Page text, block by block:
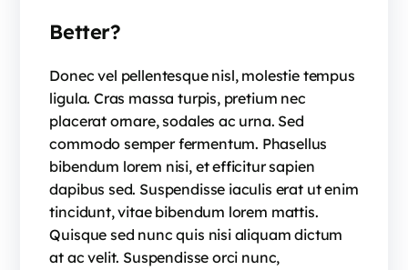
Better?
Donec vel pellentesque nisl, molestie tempus
ligula. Cras massa turpis, pretium nec
placerat ornare, sodales ac urna. Sed
commodo semper fermentum. Phasellus
bibendum lorem nisi, et efficitur sapien
dapibus sed. Suspendisse iaculis erat ut enim
tincidunt, vitae bibendum lorem mattis.
Quisque sed nunc quis nisi aliquam dictum
at ac velit. Suspendisse orci nunc,